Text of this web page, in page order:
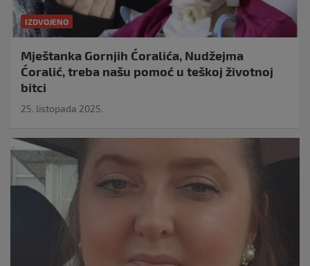
IZDVOJENO
Mještanka Gornjih Ćoralića, Nudžejma
Ćoralić, treba našu pomoć u teškoj životnoj
bitci
25. listopada 2025.